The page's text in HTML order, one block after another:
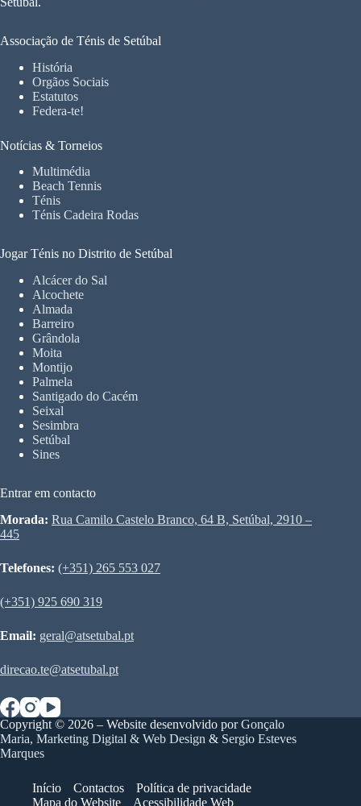
Associação de Ténis de Setúbal
História
Orgãos Sociais
Estatutos
Federa-te!
Notícias & Torneios
Multimédia
Beach Tennis
Ténis
Ténis Cadeira Rodas
Jogar Ténis no Distrito de Setúbal
Alcácer do Sal
Alcochete
Almada
Barreiro
Grândola
Moita
Montijo
Palmela
Santigado do Cacém
Seixal
Sesimbra
Setúbal
Sines
Entrar em contacto
Morada: Rua Camilo Castelo Branco, 64 B, Setúbal, 2910 –
445
Telefones: (+351) 265 553 027
(+351) 925 690 319
Email: geral@atsetubal.pt
direcao.te@atsetubal.pt
Copyright © 2026 – Website desenvolvido porGonçalo
Maria, Marketing Digital & Web Design & Sergio Esteves
Marques
Início Contactos
Política de privacidade
Mapa do Website
Acessibilidade Web